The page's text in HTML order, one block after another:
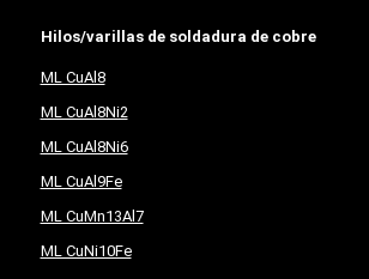
Hilos/varillas de soldadura de cobre
ML CuAl8
ML CuAl8Ni2
ML CuAl8Ni6
ML CuAl9Fe
ML CuMn13Al7
ML CuNi10Fe